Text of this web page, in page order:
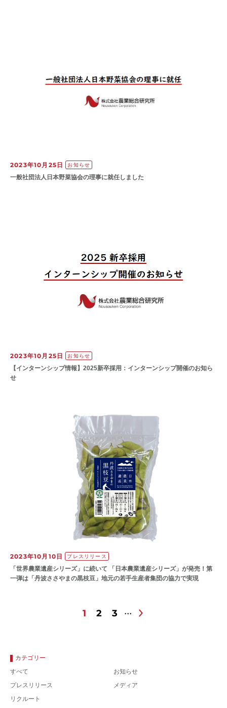
2023年10月25日 お知らせ
一般社団法人日本野菜協会の理事に就任しました
2023年10月25日 お知らせ
【インターンシップ情報】2025新卒採用：インターンシップ開催のお知ら
せ
2023年10月10日 プレスリリース
「世界農業遺産シリーズ」に続いて 「日本農業遺産シリーズ」が発売！第
一弾は「丹波ささやまの黒枝豆」地元の若手生産者集団の協力で実現
1 2 3
カテゴリー
すべて
お知らせ
プレスリリース
メディア
リクルート